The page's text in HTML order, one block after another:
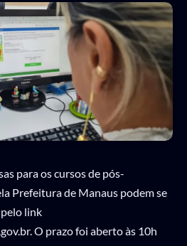
para os cursos de pós-
Prefeitura de Manaus podem se
link
O prazo foi aberto às 10h